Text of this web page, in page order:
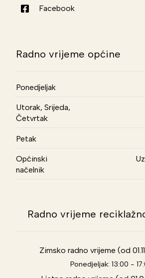
Facebook
Radno vrijeme općine
Ponedjeljak
Utorak, Srijeda,
Četvrtak
Petak
Općinski
načelnik
Radno vrijeme
Zimsko radno vrijeme (od
Ponedjeljak: 13:00 -